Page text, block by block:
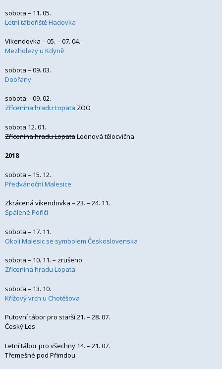
sobota – 11. 05.
Letní tábořiště Hadovka
Víkendovka – 05. – 07. 04.
Mezholezy u Kdyně
sobota – 09. 03.
Dobřany
sobota – 09. 02.
Zřícenina hradu Lopata ZOO
sobota 12. 01.
Zřícenina hradu LopataLednová tělocvična
2018
sobota – 15. 12.
Předvánoční Malesice
Zkrácená víkendovka – 23. – 24. 11.
Spálené Poříčí
sobota – 17. 11.
Okolí Malesic se symbolem Československa
sobota – 10. 11. – zrušeno
Zřícenina hradu Lopata
sobota – 13. 10.
Křížový vrch u Chotěšova
Putovní tábor pro starší 21. – 28. 07.
Český Les
Letní tábor pro všechny 14. – 21. 07.
Třemešné pod Přimdou